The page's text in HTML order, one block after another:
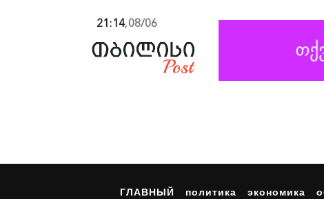
21:14,08/06
ГЛАВНЫЙ политика экономика